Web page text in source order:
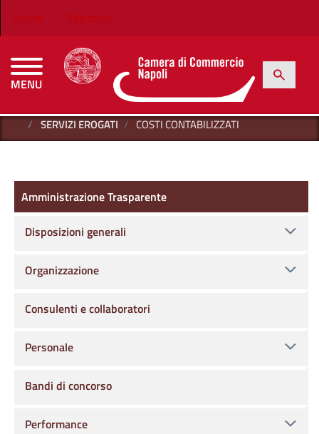
Menu profilo utente
Accedi Registrati
MENU
CAMERE DI COMMERCIO D'ITALIA
Cerca
h
SERVIZI EROGATI
COSTI CONTABILIZZATI
Amministrazione Trasparente
Amministrazione Trasparente
Disposizioni generali
Organizzazione
Consulenti e collaboratori
Personale
Bandi di concorso
Performance